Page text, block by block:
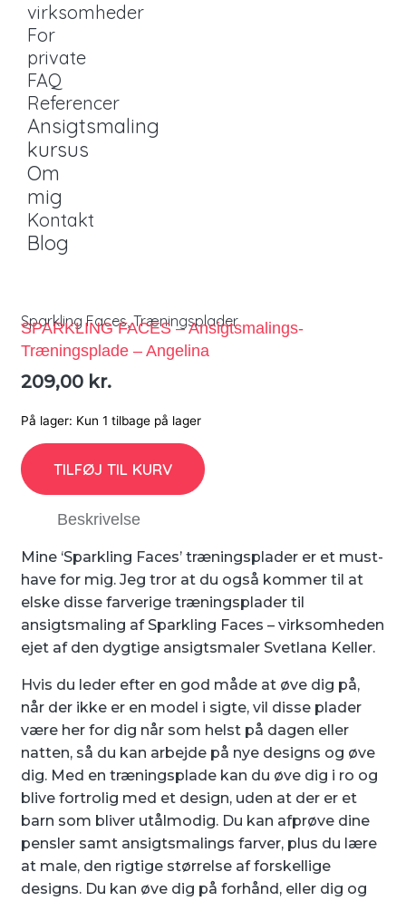
virksomheder
For
private
FAQ
Referencer
Ansigtsmaling
kursus
Om
mig
Kontakt
Blog
Sparkling Faces,Træningsplader
SPARKLING FACES – Ansigtsmalings-
Træningsplade – Angelina
209,00 kr.
På lager: Kun 1 tilbage på lager
TILFØJ TIL KURV
Beskrivelse
Mine ‘Sparkling Faces’ træningsplader er et must-
have for mig. Jeg tror at ​​du også kommer til at
elske disse farverige træningsplader til
ansigtsmaling af Sparkling Faces – virksomheden
ejet af den dygtige ansigtsmaler Svetlana Keller.
Hvis du leder efter en god måde at øve dig på,
når der ikke er en model i sigte, vil disse plader
være her for dig når som helst på dagen eller
natten, så du kan arbejde på nye designs og øve
dig. Med en træningsplade kan du øve dig i ro og
blive fortrolig med et design, uden at der er et
barn som bliver utålmodig. Du kan afprøve dine
pensler samt ansigtsmalings farver, plus du lære
at male, den rigtige størrelse af forskellige
designs. Du kan øve dig på forhånd, eller dig og